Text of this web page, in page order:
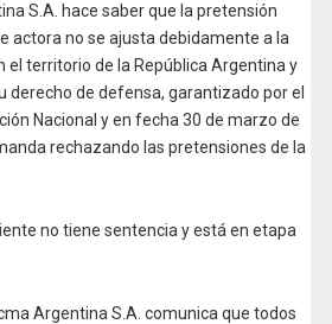
S.A. hace saber que la pretensión
actora no se ajusta debidamente a la
el territorio de la República Argentina y
derecho de defensa, garantizado por el
Nacional y en fecha 30 de marzo de
rechazando las pretensiones de la
no tiene sentencia y está en etapa
Argentina S.A. comunica que todos